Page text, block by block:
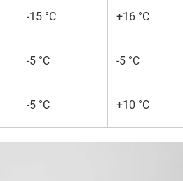
-15 °C +16 °C
-5 °C -5 °C
-5 °C +10 °C